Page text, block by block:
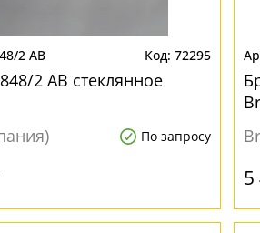
2 AB 72295
2 AB стеклянное
По запросу
5